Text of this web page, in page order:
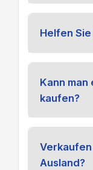
Helfen
Kann man
kaufen?
Ausland?